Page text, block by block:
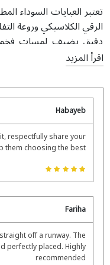
تعتبر العبايات السوداء
الرقي الكلاسيكي وروعة
دقيق يضيف لمسات فخمة
مثالية للاستخدام اليومي
الأسود الغني مع خيوط
الرفيع والتراث
يفضلون الأسلوب البسيط
جريئة،تصاميم العبايات
الخيار المثالي للسيدات
فنية، وتبقى من القطع
اقرأ المزيد
Habayeb
respectfully share your
choosing the best.
Fariha
off a runway. The
perfectly placed. Highly
recommended